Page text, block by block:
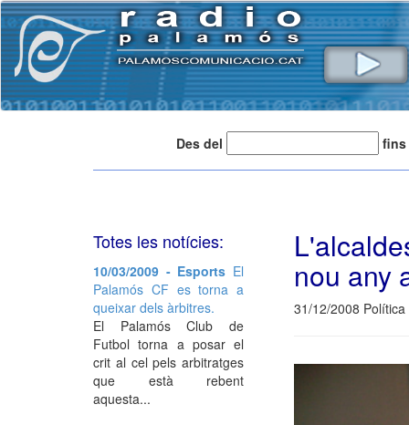
Des del fins
nou any
31/12/2008 Política
Totes les notícies:
10/03/2009 - Esports El
Palamós CF es torna a
queixar dels àrbitres.
El Palamós Club de
Futbol torna a posar el
crit al cel pels arbitratges
que està rebent
aquesta...